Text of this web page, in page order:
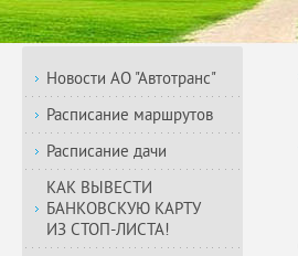
Новости АО "Автотранс"
Расписание маршрутов
Расписание дачи
КАК ВЫВЕСТИ
БАНКОВСКУЮ КАРТУ
ИЗ СТОП-ЛИСТА!